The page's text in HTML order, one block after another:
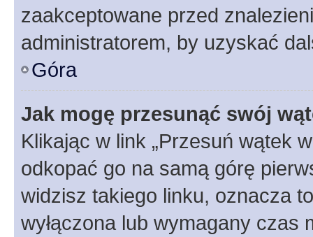
zaakceptowane przed
administratorem, by uzyskać
Góra
Jak mogę przesunąć swój
Klikając w link „Przesuń wątek
odkopać go na samą górę
widzisz takiego linku, oznacza
wyłączona lub wymagany czas